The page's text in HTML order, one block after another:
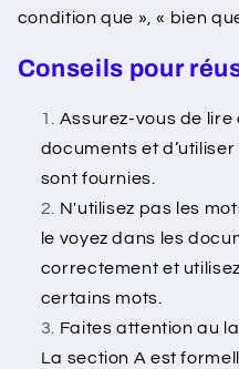
condition que », « bien
Conseils pour
Assurez-vous de
documents et
sont fournies.
N'utilisez pas les
le voyez dans les
correctement et
certains mots.
Faites attention au
La section A est